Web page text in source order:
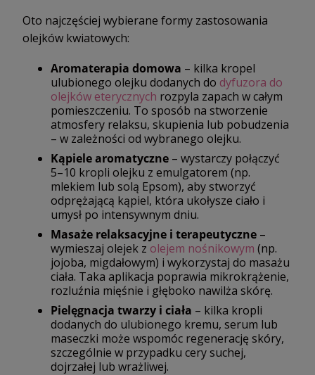
Oto najczęściej wybierane formy zastosowania
olejków kwiatowych:
Aromaterapia domowa – kilka kropel
ulubionego olejku dodanych do dyfuzora do
olejków eterycznych rozpyla zapach w całym
pomieszczeniu. To sposób na stworzenie
atmosfery relaksu, skupienia lub pobudzenia
– w zależności od wybranego olejku.
Kąpiele aromatyczne – wystarczy połączyć
5–10 kropli olejku z emulgatorem (np.
mlekiem lub solą Epsom), aby stworzyć
odprężającą kąpiel, która ukołysze ciało i
umysł po intensywnym dniu.
Masaże relaksacyjne i terapeutyczne –
wymieszaj olejek z olejem nośnikowym (np.
jojoba, migdałowym) i wykorzystaj do masażu
ciała. Taka aplikacja poprawia mikrokrążenie,
rozluźnia mięśnie i głęboko nawilża skórę.
Pielęgnacja twarzy i ciała – kilka kropli
dodanych do ulubionego kremu, serum lub
maseczki może wspomóc regenerację skóry,
szczególnie w przypadku cery suchej,
dojrzałej lub wrażliwej.